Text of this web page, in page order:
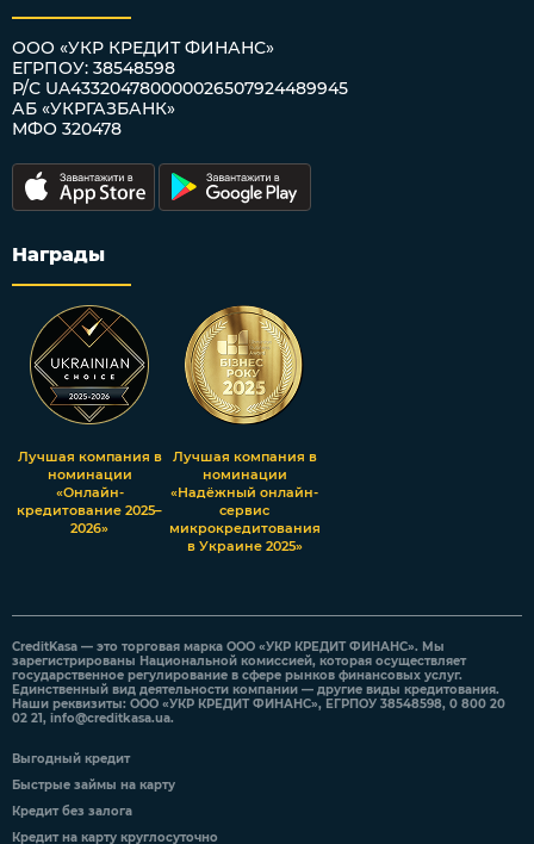
ООО «УКР КРЕДИТ ФИНАНС»
ЕГРПОУ: 38548598
Р/С UA433204780000026507924489945
АБ «УКРГАЗБАНК»
МФО 320478
Награды
Лучшая компания в
номинации
«Онлайн-
кредитование 2025–
2026»
Лучшая компания в
номинации
«Надёжный онлайн-
сервис
микрокредитования
в Украине 2025»
CreditKasa — это торговая марка ООО «УКР КРЕДИТ ФИНАНС». Мы
зарегистрированы Национальной комиссией, которая осуществляет
государственное регулирование в сфере рынков финансовых услуг.
Единственный вид деятельности компании — другие виды кредитования.
Наши реквизиты: ООО «УКР КРЕДИТ ФИНАНС», ЕГРПОУ 38548598, 0 800 20
02 21, info@creditkasa.ua.
Выгодный кредит
Быстрые займы на карту
Кредит без залога
Кредит на карту круглосуточно